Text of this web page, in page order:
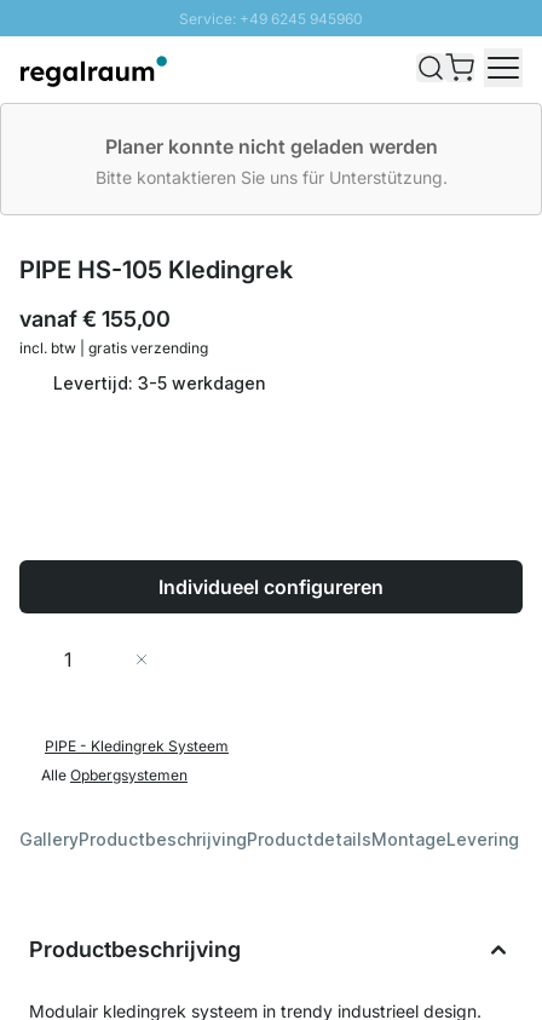
Service: +49 6245 945960
Snelle levering - Gratis verzending vanaf €100
Planer konnte nicht geladen werden
Bitte kontaktieren Sie uns für Unterstützung.
PIPE HS-105 Kledingrek
vanaf€ 155,00
incl. btw | gratis verzending
Levertijd: 3-5 werkdagen
Individueel configureren
Aantal
PIPE - Kledingrek Systeem
Alle Opbergsystemen
GalleryProductbeschrijvingProductdetailsMontageLevering
Productbeschrijving
Modulair kledingrek systeem in trendy industrieel design.